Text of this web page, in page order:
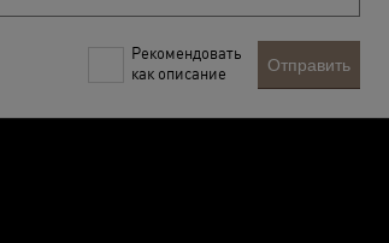
Рекомендовать
как описание
Отправить